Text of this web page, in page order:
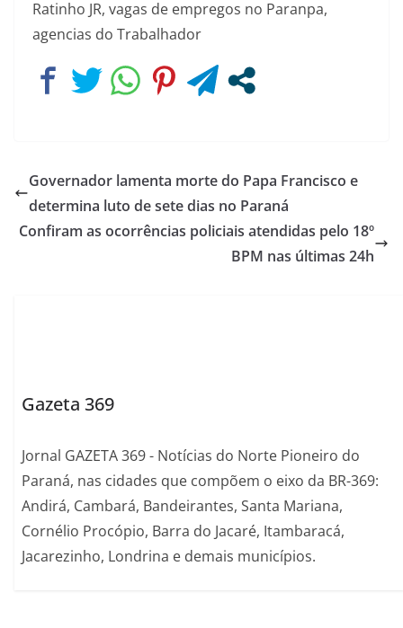
Ratinho JR, vagas de empregos no Paranpa,
agencias do Trabalhador
Governador lamenta morte do Papa Francisco e
determina luto de sete dias no Paraná
Confiram as ocorrências policiais atendidas pelo 18º
BPM nas últimas 24h
Gazeta 369
Jornal GAZETA 369 - Notícias do Norte Pioneiro do
Paraná, nas cidades que compõem o eixo da BR-369:
Andirá, Cambará, Bandeirantes, Santa Mariana,
Cornélio Procópio, Barra do Jacaré, Itambaracá,
Jacarezinho, Londrina e demais municípios.